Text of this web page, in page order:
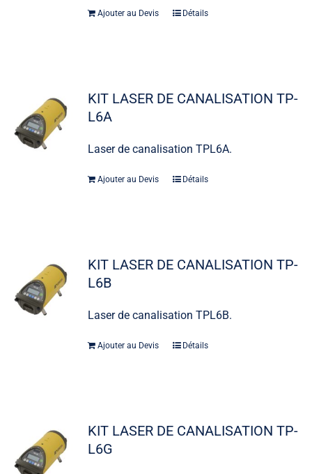
Ajouter au Devis Détails
KIT LASER DE CANALISATION TP-
L6A
Laser de canalisation TPL6A.
Ajouter au Devis Détails
KIT LASER DE CANALISATION TP-
L6B
Laser de canalisation TPL6B.
Ajouter au Devis Détails
KIT LASER DE CANALISATION TP-
L6G